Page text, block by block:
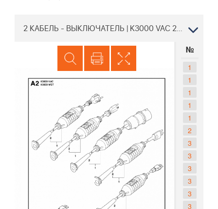
2 КАБЕЛЬ - ВЫКЛЮЧАТЕЛЬ | K3000 VAC 2012-01 Резчик Хускварна электрический | дисковый |
№
1
1
1
1
1
2
3
3
3
3
3
3